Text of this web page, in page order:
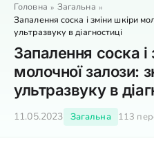
Головна » Загальна »
Запалення соска і зміни шкіри
ультразвуку в діагностиці
Запалення соска і
молочної залози:
ультразвуку в
11.05.2023 Загальна 113